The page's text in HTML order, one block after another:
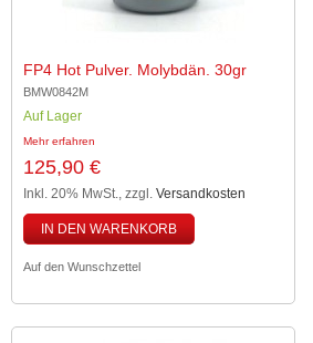
FP4 Hot Pulver. Molybdän. 30gr
BMW0842M
Auf Lager
Mehr erfahren
125,90 €
Inkl. 20% MwSt., zzgl. Versandkosten
IN DEN WARENKORB
Auf den Wunschzettel